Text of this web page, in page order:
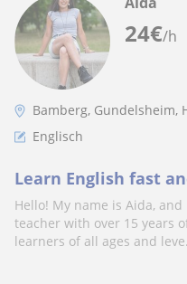
24€/h
Bamberg, Gundelsheim,
Englisch
Learn English fast
Hello! My name is Aida,
teacher with over 15 years
learners of all ages and